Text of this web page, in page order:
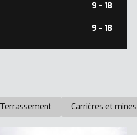
9 - 18
9 - 18
Terrassement Carrières et mines